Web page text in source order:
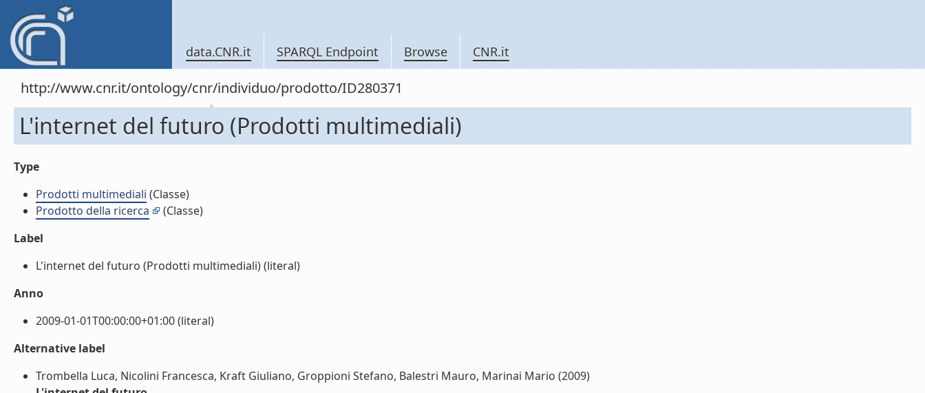
data.CNR.it SPARQL Endpoint Browse CNR.it
http://www.cnr.it/ontology/cnr/individuo/prodotto/ID280371
L'internet del futuro (Prodotti multimediali)
Type
Prodotti multimediali (Classe)
Prodotto della ricerca
(Classe)
Label
L'internet del futuro (Prodotti multimediali) (literal)
Anno
2009-01-01T00:00:00+01:00 (literal)
Alternative label
Trombella Luca, Nicolini Francesca, Kraft Giuliano, Groppioni Stefano, Balestri Mauro, Marinai Mario (2009)